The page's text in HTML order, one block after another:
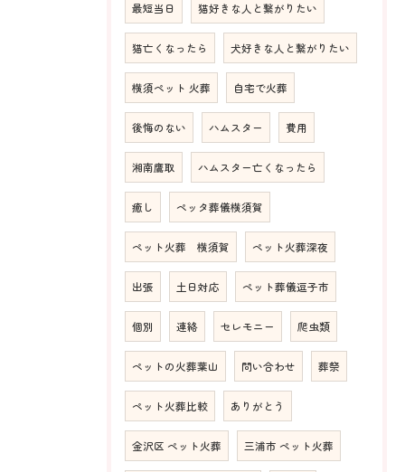
最短当日 猫好きな人と繋がりたい
猫亡くなったら 犬好きな人と繋がりたい
横須ペット 火葬 自宅で火葬
後悔のない ハムスター 費用
湘南鷹取 ハムスター亡くなったら
癒し ペッタ葬儀横須賀
ペット火葬 横須賀 ペット火葬深夜
出張 土日対応 ペット葬儀逗子市
個別 連絡 セレモニー 爬虫類
ペットの火葬葉山 問い合わせ 葬祭
ペット火葬比較 ありがとう
金沢区 ペット火葬 三浦市 ペット火葬